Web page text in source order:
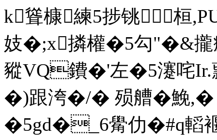
k聳槺練5捗 铫∨桓
妓�;x撛權�5勾"�&
豵VQ鐨�'左�5瀽咤
�)跟洿�/� 殒艚�鮸,�
�5gd�_6觷仂�#q